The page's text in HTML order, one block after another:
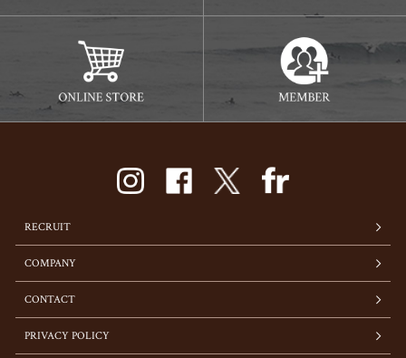
RECRUIT
COMPANY
CONTACT
PRIVACY POLICY